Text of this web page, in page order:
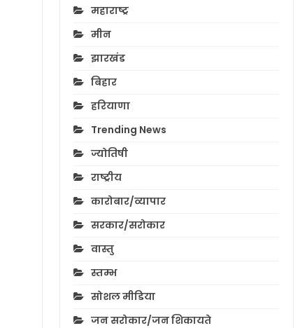
महाराष्ट्र
मीन
झारखंड
बिहार
हरियाणा
Trending News
ज्योतिषी
राष्ट्रीय
कारोबार/व्यापार
सरकार/सरोकार
वास्तु
स्तम्भ
सोशल मीडिया
जन सरोकार/जन शिकायते